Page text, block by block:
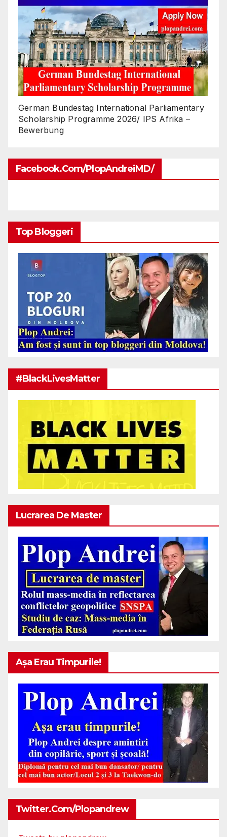
German Bundestag International Parliamentary
Scholarship Programme 2026/ IPS Afrika –
Bewerbung
Facebook.com/PlopAndreiMD/
Top Bloggeri
#BlackLivesMatter
Lucrarea De Master
Așa Erau Timpurile!
Twitter.com/plopandrew